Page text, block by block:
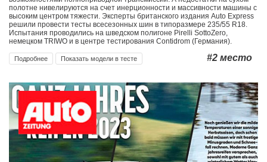
полотне нивелируются на счет инерционности и массивности машины с
высоким центром тяжести. Эксперты британского издания Auto Express
решили провести тесты всесезонных шин в типоразмере 235/55 R18.
Испытания проводились на шведском полигоне Pirelli SottoZero,
немецком TRIWO и в центре тестирования Contidrom (Германия).
Подробнее Показать модели в тесте #2 место